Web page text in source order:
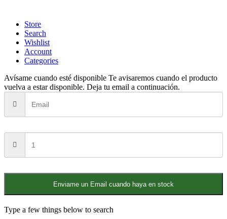
Store
Search
Wishlist
Account
Categories
Avísame cuando esté disponible Te avisaremos cuando el producto
vuelva a estar disponible. Deja tu email a continuación.
Enviame un Email cuando haya en stock
Type a few things below to search